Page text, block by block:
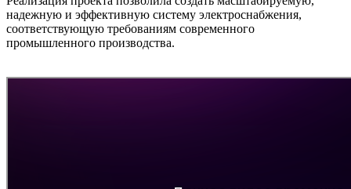
надежную и эффективную систему электроснабжения,
соответствующую требованиям современного
промышленного производства.